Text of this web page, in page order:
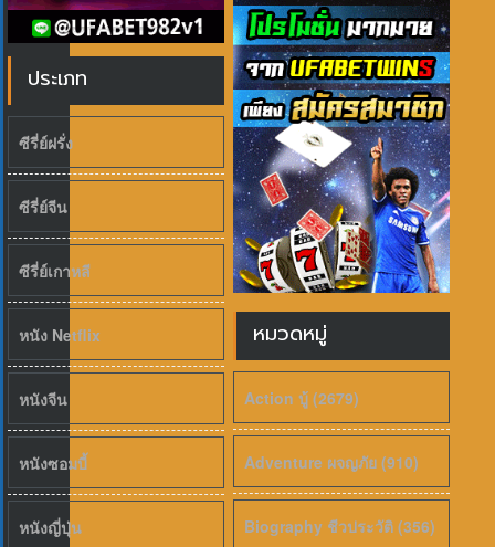
ประเภท
ซีรี่ย์ฝรั่ง
ซีรี่ย์จีน
ซีรี่ย์เกาหลี
หนัง Netflix
หนังจีน
หนังซอมบี้
หนังญี่ปุ่น
หมวดหมู่
Action บู้ (2679)
Adventure ผจญภัย (910)
Biography ชีวประวัติ (356)